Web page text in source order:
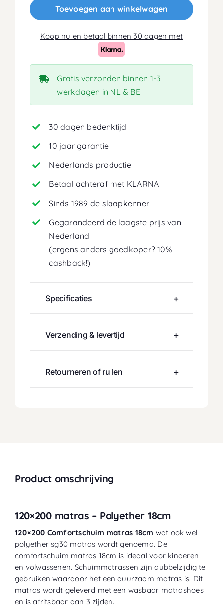
Matras
Toevoegen aan winkelwagen
Koop nu en betaal binnen 30 dagen met
Gratis verzonden binnen 1-3
werkdagen in NL & BE
30 dagen bedenktijd
10 jaar garantie
Nederlands productie
Betaal achteraf met KLARNA
Sinds 1989 de slaapkenner
Gegarandeerd de laagste prijs van
Nederland
(ergens anders goedkoper? 10%
cashback!)
Specificaties
Verzending & levertijd
Retourneren of ruilen
Product omschrijving
120×200 matras – Polyether 18cm
120×200 Comfortschuim matras 18cm wat ook wel
polyether sg30 matras wordt genoemd. De
comfortschuim matras 18cm is ideaal voor kinderen
en volwassenen. Schuimmatrassen zijn dubbelzijdig te
gebruiken waardoor het een duurzaam matras is. Dit
matras wordt geleverd met een wasbaar matrashoes
en is afritsbaar aan 3 zijden.